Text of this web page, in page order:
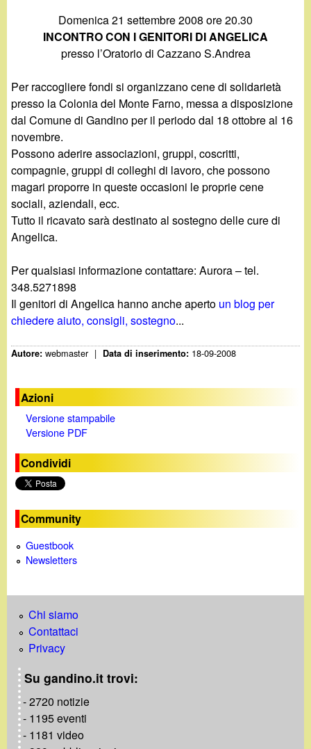
Domenica 21 settembre 2008 ore 20.30
INCONTRO CON I GENITORI DI ANGELICA
presso l’Oratorio di Cazzano S.Andrea
Per raccogliere fondi si organizzano cene di solidarietà
presso la Colonia del Monte Farno, messa a disposizione
dal Comune di Gandino per il periodo dal 18 ottobre al 16
novembre.
Possono aderire associazioni, gruppi, coscritti,
compagnie, gruppi di colleghi di lavoro, che possono
magari proporre in queste occasioni le proprie cene
sociali, aziendali, ecc.
Tutto il ricavato sarà destinato al sostegno delle cure di
Angelica.
Per qualsiasi informazione contattare: Aurora – tel.
348.5271898
Il genitori di Angelica hanno anche aperto un blog per
chiedere aiuto, consigli, sostegno...
Autore:webmaster | Data di inserimento: 18-09-2008
Azioni
Versione stampabile
Versione PDF
Condividi
Community
Guestbook
Newsletters
Chi siamo
Contattaci
Privacy
Su gandino.it trovi:
- 2720 notizie
- 1195 eventi
- 1181 video